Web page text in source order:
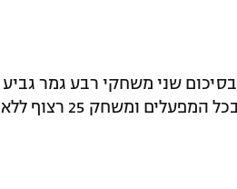
ברצלונה השלימה את המשימה עם 1:3 על אתלטיק בילבאו ו-2:5 בסיכום שני משחקי רבע גמר גביע
המלך ונדמה כי הדרך סלולה. בארסה רשמה ניצחון שביעי רצוף בכל המפעלים ומשחק 25 רצוף ללא